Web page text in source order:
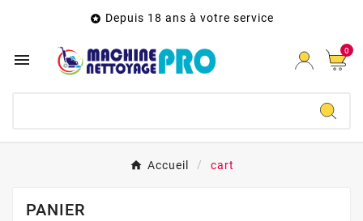
 Depuis 18 ans à votre service
 0
Accueil cart
PANIER